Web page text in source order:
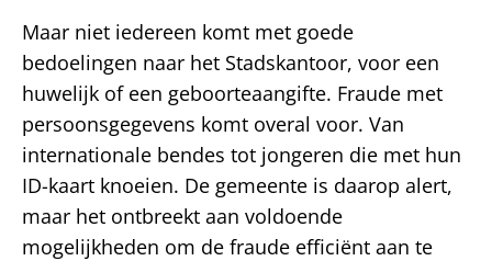
Maar niet iedereen komt met goede
bedoelingen naar het Stadskantoor, voor een
huwelijk of een geboorteaangifte. Fraude met
persoonsgegevens komt overal voor. Van
internationale bendes tot jongeren die met hun
ID-kaart knoeien. De gemeente is daarop alert,
maar het ontbreekt aan voldoende
mogelijkheden om de fraude efficiënt aan te